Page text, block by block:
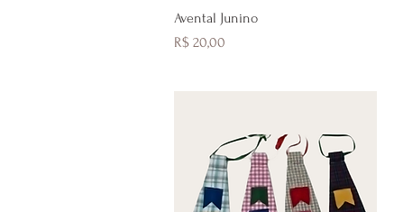
Visualização rápida
Avental Junino
Preço
R$ 20,00